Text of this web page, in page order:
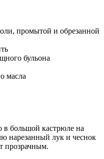
промытой и обрезанной
бульона
масла
в большой кастрюле на
нарезанный лук и чеснок
прозрачным.